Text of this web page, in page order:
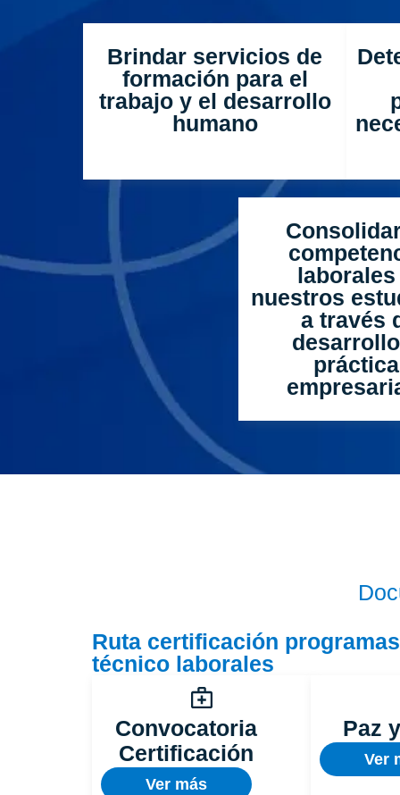
Brindar servicios de
formación para el
trabajo y el desarrollo
humano
laborales
nuestros
a través
Ruta certificación programas
técnico laborales
Convocatoria
Certificación
Ver más
Paz
Ver